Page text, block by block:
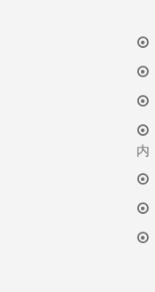
内